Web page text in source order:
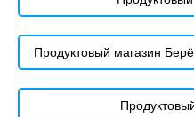
Продуктовый магазин